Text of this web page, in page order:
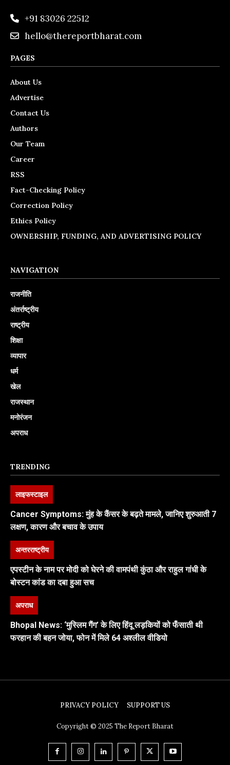
+91 83026 22512
hello@thereportbharat.com
PAGES
About Us
Advertise
Contact Us
Authors
Our Team
Career
RSS
Fact-Checking Policy
Correction Policy
Ethics Policy
OWNERSHIP, FUNDING, AND ADVERTISING POLICY
NAVIGATION
राजनीति
अंतर्राष्ट्रीय
राष्ट्रीय
शिक्षा
व्यापार
धर्म
खेल
राजस्थान
मनोरंजन
अपराध
TRENDING
लाइफस्टाइल
Cancer Symptoms: मुंह के कैंसर के बढ़ते मामले, जानिए शुरुआती 7
लक्षण, कारण और बचाव के उपाय
अन्तरराष्ट्रीय
एपस्टीन के नाम पर मोदी को घेरने की वामपंथी कुंठा और राहुल गांधी के
बोस्टन कांड का दबा हुआ सच
अपराध
Bhopal News: ‘मुस्लिम गैंग’ के लिए हिंदू लड़कियों को फँसाती थी
फरहान की बहन जोया, फोन में मिले 64 अश्लील वीडियो
PRIVACY POLICY SUPPORT US
Copyright © 2025 The Report Bharat